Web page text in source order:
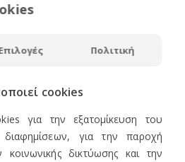
Πολιτική
cookies
για την εξατομίκευση του
για την παροχή
δικτύωσης και την